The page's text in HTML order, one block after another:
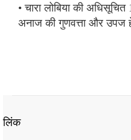
• चारा लोबिया की
अनाज की गुणवत्ता और उपज
लिंक